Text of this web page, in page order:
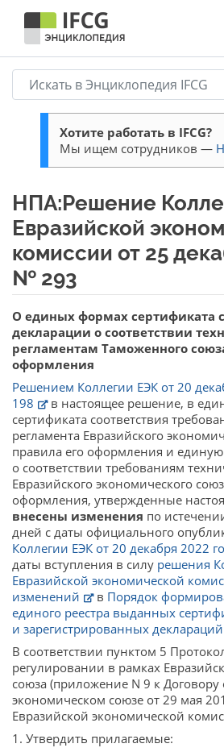
Хотите работать в IFCG?
Мы ищем сотрудников —
НПА:Решение
Евразийской
комиссии от 25
№ 293
Перейти к: навигация,поиск
О единых формах сертификата
декларации о соответствии
регламентам Таможенного
оформления
Решением Коллегии ЕЭК от 20
198
в настоящее решение, в
сертификата соответствия
регламента Евразийского
правила его оформления и
о соответствии требованиям
Евразийского экономического
оформления, утвержденные
внесены изменения по
дней с даты официального
Коллегии ЕЭК от 20 декабря 2022
даты вступления в силу решения
Евразийской экономической
изменений
в Порядок
единого реестра выданных
и зарегистрированных
В соответствии пунктом 5
регулировании в рамках
союза (приложение N 9 к Договору
экономическом союзе от 29 мая
Евразийской экономической
1. Утвердить прилагаемые: